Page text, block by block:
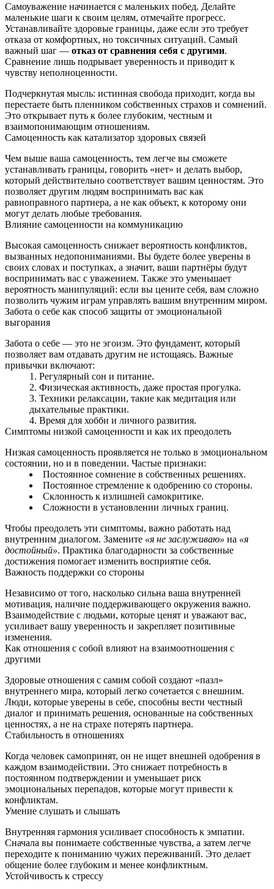
Самоуважение начинается с маленьких побед. Делайте
маленькие шаги к своим целям, отмечайте прогресс.
Устанавливайте здоровые границы, даже если это требует
отказа от комфортных, но токсичных ситуаций. Самый
важный шаг — отказ от сравнения себя с другими.
Сравнение лишь подрывает уверенность и приводит к
чувству неполноценности.
Подчеркнутая мысль: истинная свобода приходит, когда вы
перестаете быть пленником собственных страхов и сомнений.
Это открывает путь к более глубоким, честным и
взаимопонимающим отношениям.
Самоценность как катализатор здоровых связей
Чем выше ваша самоценность, тем легче вы сможете
устанавливать границы, говорить «нет» и делать выбор,
который действительно соответствует вашим ценностям. Это
позволяет другим людям воспринимать вас как
равноправного партнера, а не как объект, к которому они
могут делать любые требования.
Влияние самоценности на коммуникацию
Высокая самоценность снижает вероятность конфликтов,
вызванных недопониманиями. Вы будете более уверены в
своих словах и поступках, а значит, ваши партнёры будут
воспринимать вас с уважением. Также это уменьшает
вероятность манипуляций: если вы цените себя, вам сложно
позволить чужим играм управлять вашим внутренним миром.
Забота о себе как способ защиты от эмоциональной
выгорания
Забота о себе — это не эгоизм. Это фундамент, который
позволяет вам отдавать другим не истощаясь. Важные
привычки включают:
Регулярный сон и питание.
Физическая активность, даже простая прогулка.
Техники релаксации, такие как медитация или
дыхательные практики.
Время для хобби и личного развития.
Симптомы низкой самоценности и как их преодолеть
Низкая самоценность проявляется не только в эмоциональном
состоянии, но и в поведении. Частые признаки:
Постоянное сомнение в собственных решениях.
Постоянное стремление к одобрению со стороны.
Склонность к излишней самокритике.
Сложности в установлении личных границ.
Чтобы преодолеть эти симптомы, важно работать над
внутренним диалогом. Замените «я не заслуживаю» на «я
достойный». Практика благодарности за собственные
достижения помогает изменить восприятие себя.
Важность поддержки со стороны
Независимо от того, насколько сильна ваша внутренней
мотивация, наличие поддерживающего окружения важно.
Взаимодействие с людьми, которые ценят и уважают вас,
усиливает вашу уверенность и закрепляет позитивные
изменения.
Как отношения с собой влияют на взаимоотношения с
другими
Здоровые отношения с самим собой создают «пазл»
внутреннего мира, который легко сочетается с внешним.
Люди, которые уверены в себе, способны вести честный
диалог и принимать решения, основанные на собственных
ценностях, а не на страхе потерять партнера.
Стабильность в отношениях
Когда человек самопринят, он не ищет внешней одобрения в
каждом взаимодействии. Это снижает потребность в
постоянном подтверждении и уменьшает риск
эмоциональных перепадов, которые могут привести к
конфликтам.
Умение слушать и слышать
Внутренняя гармония усиливает способность к эмпатии.
Сначала вы понимаете собственные чувства, а затем легче
переходите к пониманию чужих переживаний. Это делает
общение более глубоким и менее конфликтным.
Устойчивость к стрессу